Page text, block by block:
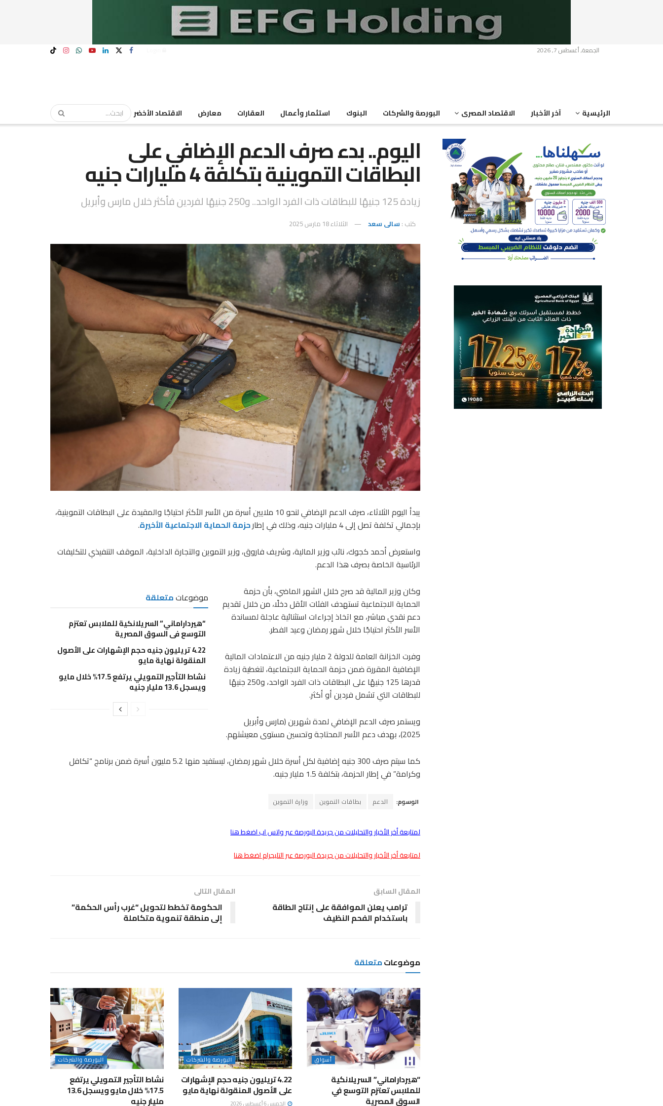
الجمعة, أغسطس 7, 2026
الرئيسية آخر الأخبار الاقتصاد المصرى البورصة والشركات البنوك استثمار وأعمال العقارات معارض الاقتصاد الأخضر
اليوم.. بدء صرف الدعم الإضافي على
البطاقات التموينية بتكلفة 4 مليارات جنيه
زيادة 125 جنيهًا للبطاقات ذات الفرد الواحد.. و250 جنيهًا لفردين فأكثر خلال مارس وأبريل
كتب : سالى سعد الثلاثاء 18 مارس 2025
يبدأ اليوم الثلاثاء، صرف الدعم الإضافي لنحو 10 ملايين أسرة من الأسر الأكثر احتياجًا والمقيدة على البطاقات التموينية،
بإجمالي تكلفة تصل إلى 4 مليارات جنيه، وذلك في إطار
حزمة الحماية الاجتماعية الأخيرة.
واستعرض أحمد كجوك، نائب وزير المالية، وشريف فاروق، وزير التموين والتجارة الداخلية، الموقف التنفيذي للتكليفات
الرئاسية الخاصة بصرف هذا الدعم.
موضوعاتمتعلقة
“هيرداراماني” السريلانكية للملابس تعتزم
التوسع في السوق المصرية
4.22 تريليون جنيه حجم الإشهارات على الأصول
المنقولة نهاية مايو
نشاط التأجير التمويلي يرتفع 17.5% خلال مايو
ويسجل 13.6 مليار جنيه
وكان وزير المالية قد صرح خلال الشهر الماضي، بأن حزمة
الحماية الاجتماعية تستهدف الفئات الأقل دخلًا، من خلال تقديم
دعم نقدي مباشر، مع اتخاذ إجراءات استثنائية عاجلة لمساندة
الأسر الأكثر احتياجًا خلال شهر رمضان وعيد الفطر.
وفرت الخزانة العامة للدولة 2 مليار جنيه من الاعتمادات المالية
الإضافية المقررة ضمن حزمة الحماية الاجتماعية، لتغطية زيادة
قدرها 125 جنيهًا على البطاقات ذات الفرد الواحد، و250 جنيهًا
للبطاقات التي تشمل فردين أو أكثر.
ويستمر صرف الدعم الإضافي لمدة شهرين (مارس وأبريل
2025)، بهدف دعم الأسر المحتاجة وتحسين مستوى معيشتهم.
كما سيتم صرف 300 جنيه إضافية لكل أسرة خلال شهر رمضان، ليستفيد منها 5.2 مليون أسرة ضمن برنامج “تكافل
وكرامة” في إطار الحزمة، بتكلفة 1.5 مليار جنيه.
الوسوم: الدعم بطاقات التموين وزارة التموين
لمتابعة أخر الأخبار والتحليلات من جريدة البورصة عبر واتس اب اضغط هنا
لمتابعة أخر الأخبار والتحليلات من جريدة البورصة عبر التليجرام اضغط هنا
المقال السابق
ترامب يعلن‭ ‬الموافقة على إنتاج الطاقة
باستخدام الفحم النظيف
المقال التالى
الحكومة تخطط لتحويل “غرب رأس الحكمة”
إلى منطقة تنموية متكاملة
موضوعاتمتعلقة
أسواق
“هيرداراماني” السريلانكية
للملابس تعتزم التوسع في
السوق المصرية
البورصة والشركات
4.22 تريليون جنيه حجم الإشهارات
على الأصول المنقولة نهاية مايو
الخميس 6 أغسطس 2026
البورصة والشركات
نشاط التأجير التمويلي يرتفع
17.5% خلال مايو ويسجل 13.6
مليار جنيه